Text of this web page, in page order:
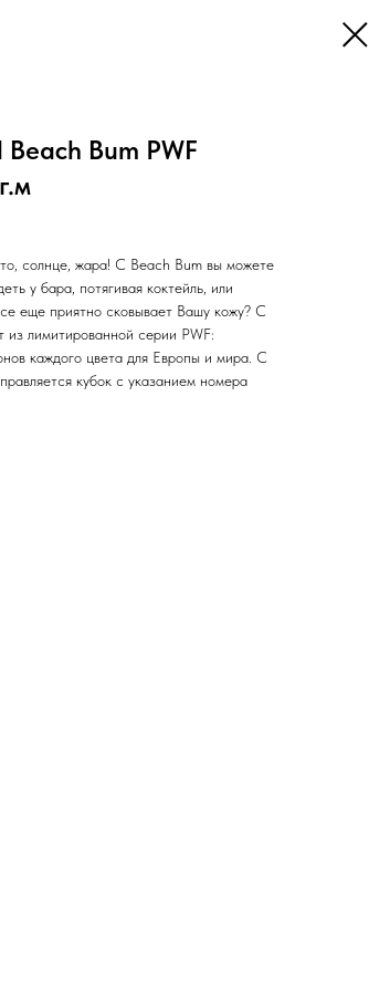
Bum PWF
солнце, жара! С Beach Bum вы можете
у бара, потягивая коктейль, или
еще приятно сковывает Вашу кожу? С
лимитированной серии PWF:
каждого цвета для Европы и мира. С
кубок с указанием номера